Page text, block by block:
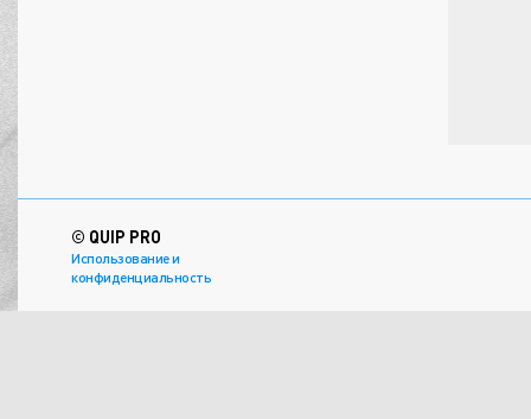
© QUIP PRO
Использование и
конфиденциальность